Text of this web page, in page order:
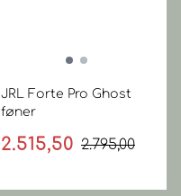
JRL Forte Pro Ghost
føner
2.515,50 2.795,00